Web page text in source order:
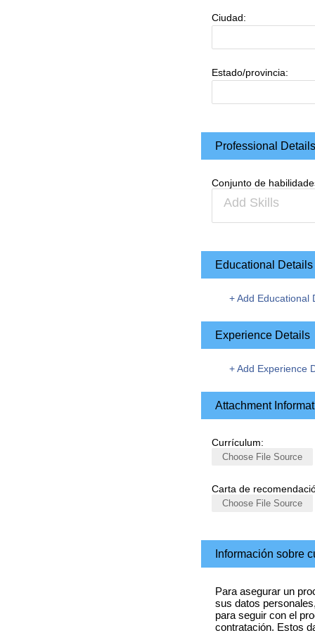
Ciudad:
Estado/provincia:
Professional Details
Сonjunto de
Educational Details
+Add Educational
Experience Details
+Add Experience
Attachment
Currículum:
Choose File Source
Carta de
Choose File Source
Información sobre
Para asegurar un
sus datos
para seguir con el
contratación. Estos